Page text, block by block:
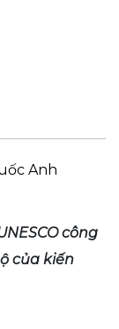
Anh
công
của kiến